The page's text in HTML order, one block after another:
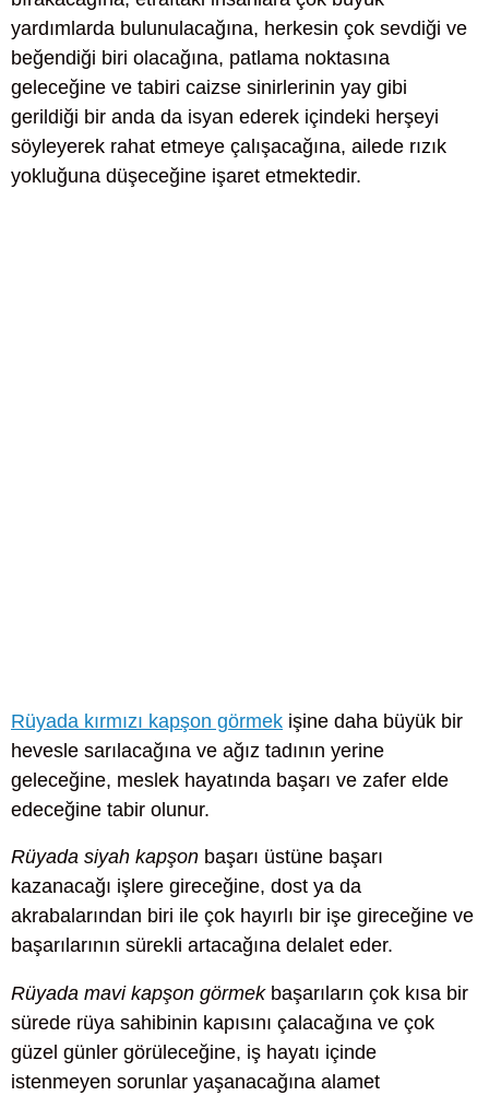
yardımlarda bulunulacağına, herkesin çok sevdiği ve
beğendiği biri olacağına, patlama noktasına
geleceğine ve tabiri caizse sinirlerinin yay gibi
gerildiği bir anda da isyan ederek içindeki herşeyi
söyleyerek rahat etmeye çalışacağına, ailede rızık
yokluğuna düşeceğine işaret etmektedir.
Rüyada kırmızı kapşon görmek işine daha büyük bir
hevesle sarılacağına ve ağız tadının yerine
geleceğine, meslek hayatında başarı ve zafer elde
edeceğine tabir olunur.
Rüyada siyah kapşon başarı üstüne başarı
kazanacağı işlere gireceğine, dost ya da
akrabalarından biri ile çok hayırlı bir işe gireceğine ve
başarılarının sürekli artacağına delalet eder.
Rüyada mavi kapşon görmekbaşarıların çok kısa bir
sürede rüya sahibinin kapısını çalacağına ve çok
güzel günler görüleceğine, iş hayatı içinde
istenmeyen sorunlar yaşanacağına alamet